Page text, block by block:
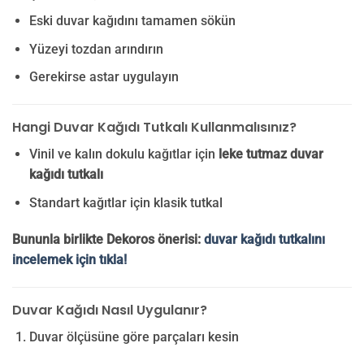
Eski duvar kağıdını tamamen sökün
Yüzeyi tozdan arındırın
Gerekirse astar uygulayın
Hangi Duvar Kağıdı Tutkalı Kullanmalısınız?
Vinil ve kalın dokulu kağıtlar için leke tutmaz duvar
kağıdı tutkalı
Standart kağıtlar için klasik tutkal
Bununla birlikte Dekoros önerisi: duvar kağıdı tutkalını
incelemek için tıkla!
Duvar Kağıdı Nasıl Uygulanır?
Duvar ölçüsüne göre parçaları kesin